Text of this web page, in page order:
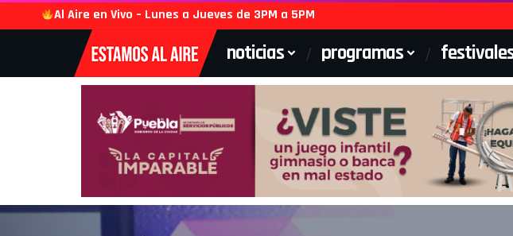
Al Aire en Vivo – Lunes a Jueves de 3PM a 5PM
noticias programas